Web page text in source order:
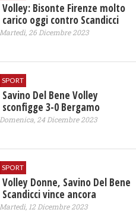
Volley: Bisonte Firenze molto
carico oggi contro Scandicci
Martedì, 26 Dicembre 2023
SPORT
Savino Del Bene Volley
sconfigge 3-0 Bergamo
Domenica, 24 Dicembre 2023
SPORT
Volley Donne, Savino Del Bene
Scandicci vince ancora
Martedì, 12 Dicembre 2023